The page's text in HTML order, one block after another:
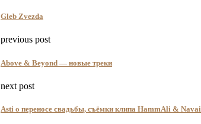
Gleb Zvezda
previous post
Above & Beyond — новые треки
next post
Asti о переносе свадьбы, съёмки клипа HammAli & Navai